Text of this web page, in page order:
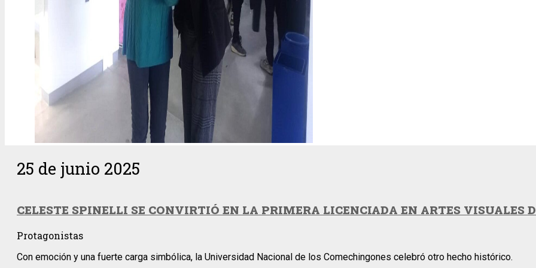
25 de junio 2025
CELESTE SPINELLI SE CONVIRTIÓ EN LA PRIMERA LICENCIADA EN ARTES VISUALES
Protagonistas
Con emoción y una fuerte carga simbólica, la Universidad Nacional de los Comechingones celebró otro hecho histórico.